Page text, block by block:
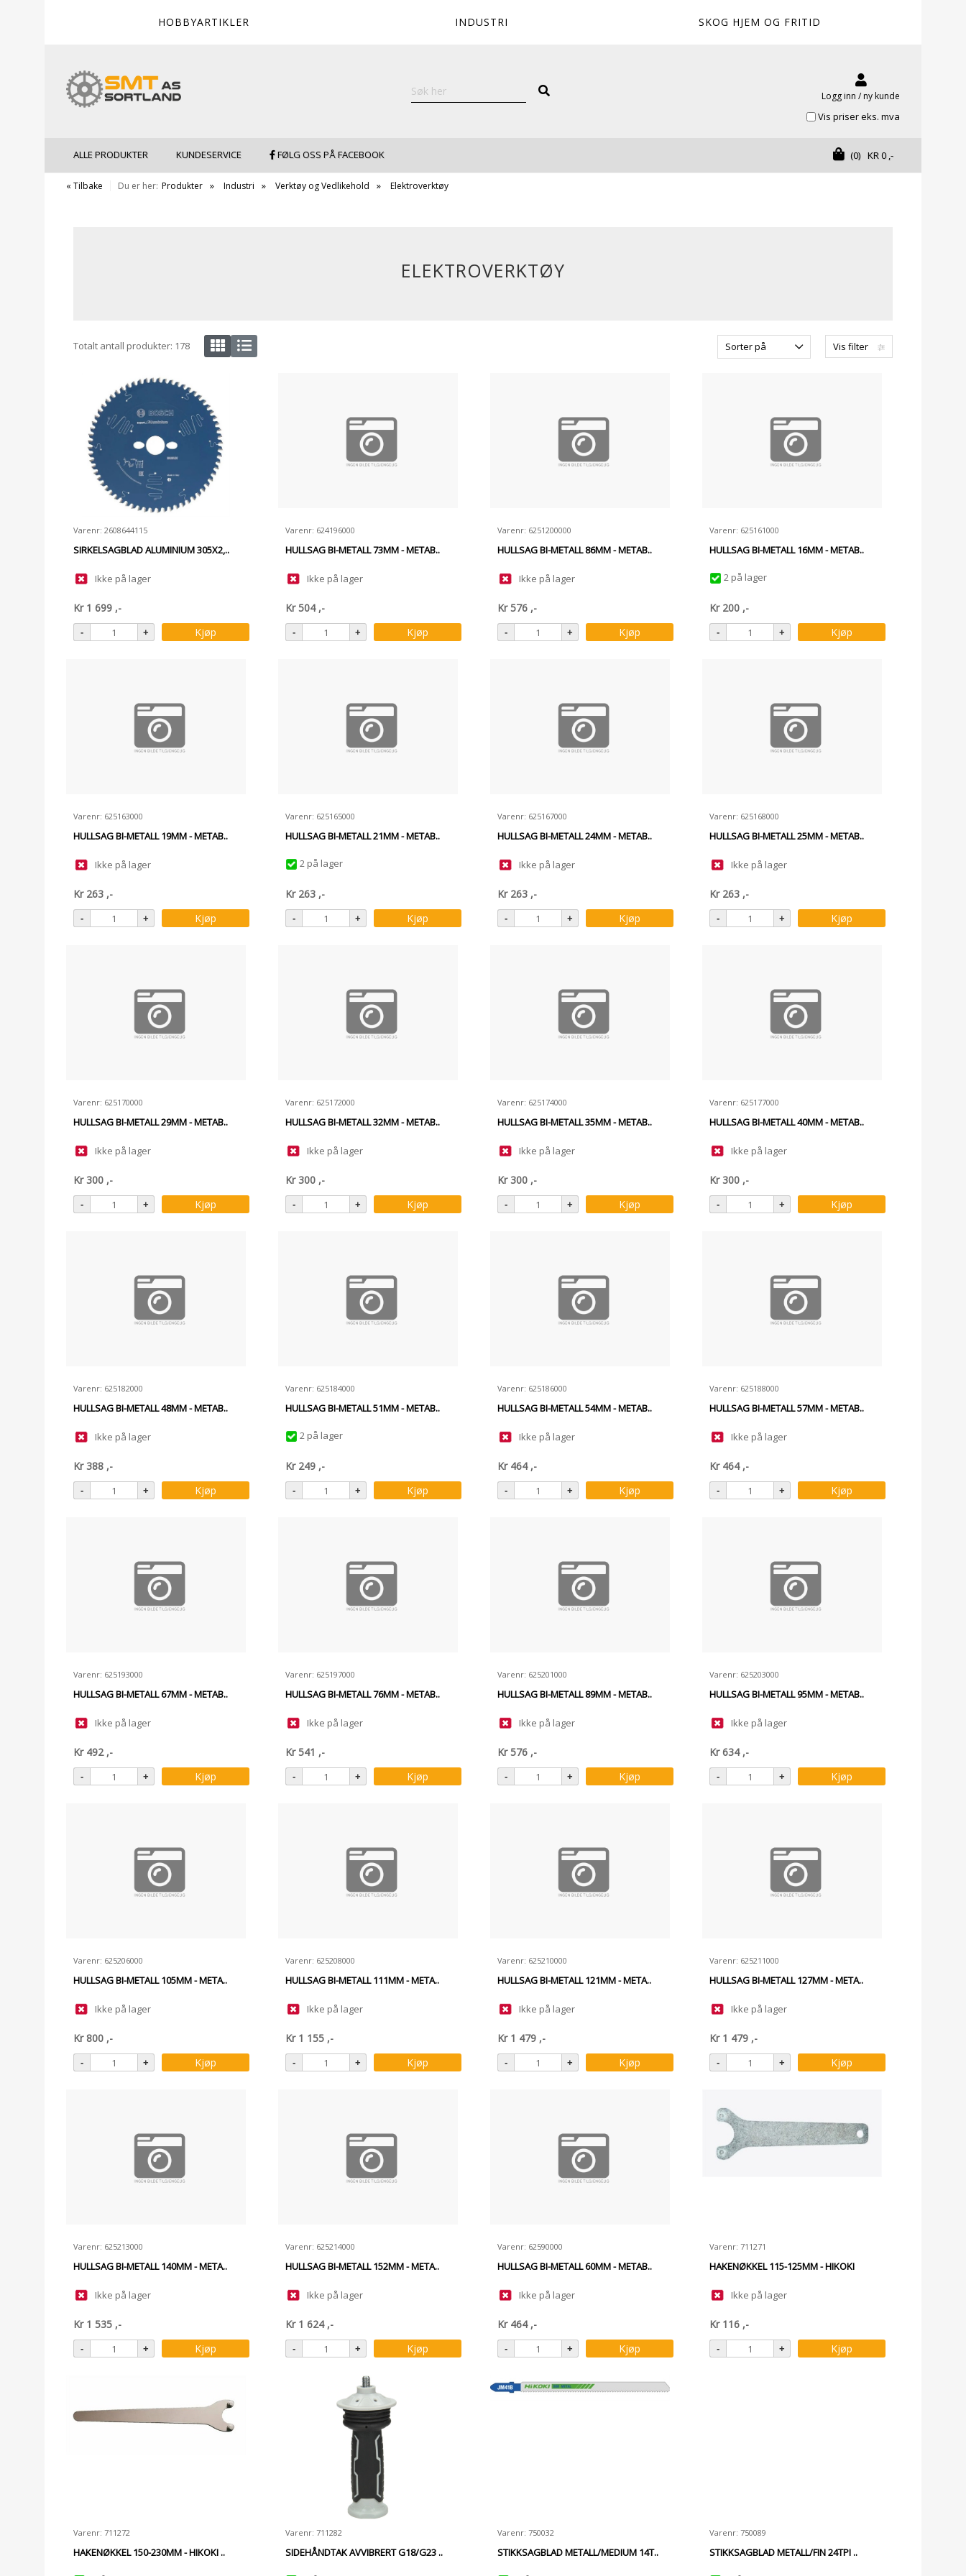
HOBBYARTIKLER INDUSTRI SKOG HJEM OG FRITID
Logg inn / ny kunde
Vis priser eks. mva
ALLE PRODUKTER KUNDESERVICE FØLG OSS PÅ FACEBOOK KR0,-
(0)
« Tilbake Du er her: Produkter Industri Verktøy og Vedlikehold Elektroverktøy
ELEKTROVERKTØY
Totalt antall produkter: 178 Vis filter
Sorter på
Varenr: 2608644115
SIRKELSAGBLAD ALUMINIUM 305X2,..
Ikke på lager
Kr 1 699 ,-
Kjøp
Varenr: 624196000
HULLSAG BI-METALL 73MM - METAB..
Ikke på lager
Kr504 ,-
Kjøp
Varenr: 6251200000
HULLSAG BI-METALL 86MM - METAB..
Ikke på lager
Kr576 ,-
Kjøp
Varenr: 625161000
HULLSAG BI-METALL 16MM - METAB..
2 på lager
Kr 200 ,-
Kjøp
Varenr: 625163000
HULLSAG BI-METALL 19MM - METAB..
Ikke på lager
Kr 263 ,-
Kjøp
Varenr: 625165000
HULLSAG BI-METALL 21MM - METAB..
2 på lager
Kr 263 ,-
Kjøp
Varenr: 625167000
HULLSAG BI-METALL 24MM - METAB..
Ikke på lager
Kr 263 ,-
Kjøp
Varenr: 625168000
HULLSAG BI-METALL 25MM - METAB..
Ikke på lager
Kr 263 ,-
Kjøp
Varenr: 625170000
HULLSAG BI-METALL 29MM - METAB..
Ikke på lager
Kr300 ,-
Kjøp
Varenr: 625172000
HULLSAG BI-METALL 32MM - METAB..
Ikke på lager
Kr300 ,-
Kjøp
Varenr: 625174000
HULLSAG BI-METALL 35MM - METAB..
Ikke på lager
Kr300 ,-
Kjøp
Varenr: 625177000
HULLSAG BI-METALL 40MM - METAB..
Ikke på lager
Kr300 ,-
Kjøp
Varenr: 625182000
HULLSAG BI-METALL 48MM - METAB..
Ikke på lager
Kr388 ,-
Kjøp
Varenr: 625184000
HULLSAG BI-METALL 51MM - METAB..
2 på lager
Kr 249 ,-
Kjøp
Varenr: 625186000
HULLSAG BI-METALL 54MM - METAB..
Ikke på lager
Kr 464 ,-
Kjøp
Varenr: 625188000
HULLSAG BI-METALL 57MM - METAB..
Ikke på lager
Kr 464 ,-
Kjøp
Varenr: 625193000
HULLSAG BI-METALL 67MM - METAB..
Ikke på lager
Kr 492 ,-
Kjøp
Varenr: 625197000
HULLSAG BI-METALL 76MM - METAB..
Ikke på lager
Kr541 ,-
Kjøp
Varenr: 625201000
HULLSAG BI-METALL 89MM - METAB..
Ikke på lager
Kr576 ,-
Kjøp
Varenr: 625203000
HULLSAG BI-METALL 95MM - METAB..
Ikke på lager
Kr634 ,-
Kjøp
Varenr: 625206000
HULLSAG BI-METALL 105MM - META..
Ikke på lager
Kr 800 ,-
Kjøp
Varenr: 625208000
HULLSAG BI-METALL 111MM - META..
Ikke på lager
Kr 1 155 ,-
Kjøp
Varenr: 625210000
HULLSAG BI-METALL 121MM - META..
Ikke på lager
Kr 1 479 ,-
Kjøp
Varenr: 625211000
HULLSAG BI-METALL 127MM - META..
Ikke på lager
Kr 1 479 ,-
Kjøp
Varenr: 625213000
HULLSAG BI-METALL 140MM - META..
Ikke på lager
Kr 1 535 ,-
Kjøp
Varenr: 625214000
HULLSAG BI-METALL 152MM - META..
Ikke på lager
Kr 1 624 ,-
Kjøp
Varenr: 62590000
HULLSAG BI-METALL 60MM - METAB..
Ikke på lager
Kr 464 ,-
Kjøp
Varenr: 711271
HAKENØKKEL 115-125MM - HIKOKI
Ikke på lager
Kr 116 ,-
Kjøp
Varenr: 711272
HAKENØKKEL 150-230MM - HIKOKI ..
Varenr: 711282
SIDEHÅNDTAK AVVIBRERT G18/G23 ..
Varenr: 750032
STIKKSAGBLAD METALL/MEDIUM 14T..
Varenr: 750089
STIKKSAGBLAD METALL/FIN 24TPI ..